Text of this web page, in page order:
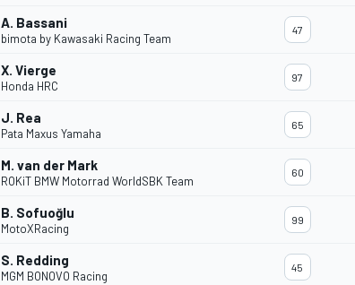
A. Bassani
bimota by Kawasaki Racing Team
47
X. Vierge
Honda HRC
97
J. Rea
Pata Maxus Yamaha
65
M. van der Mark
ROKiT BMW Motorrad WorldSBK Team
60
B. Sofuoğlu
MotoXRacing
99
S. Redding
MGM BONOVO Racing
45